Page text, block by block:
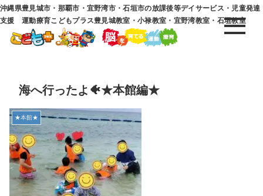
沖縄県豊見城市・那覇市・宜野湾市・石垣市の放課後等デイサービス・児童発達
支援 運動療育こどもプラス豊見城教室・小禄教室・宜野湾教室・石垣教室
海へ行ったよ🐠★本館編★
★本館★